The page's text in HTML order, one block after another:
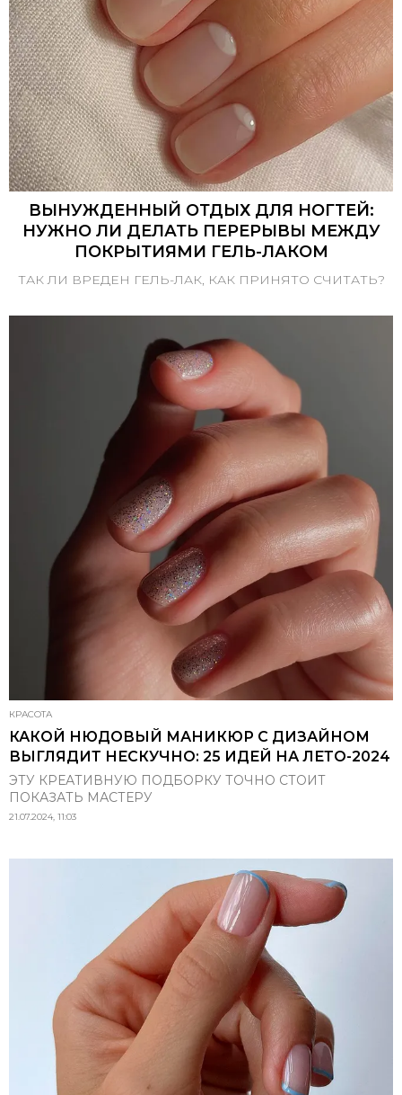
ВЫНУЖДЕННЫЙ ОТДЫХ ДЛЯ НОГТЕЙ:
НУЖНО ЛИ ДЕЛАТЬ ПЕРЕРЫВЫ МЕЖДУ
ПОКРЫТИЯМИ ГЕЛЬ-ЛАКОМ
ТАК ЛИ ВРЕДЕН ГЕЛЬ-ЛАК, КАК ПРИНЯТО СЧИТАТЬ?
КРАСОТА
КАКОЙ НЮДОВЫЙ МАНИКЮР С ДИЗАЙНОМ
ВЫГЛЯДИТ НЕСКУЧНО: 25 ИДЕЙ НА ЛЕТО-2024
ЭТУ КРЕАТИВНУЮ ПОДБОРКУ ТОЧНО СТОИТ
ПОКАЗАТЬ МАСТЕРУ
21.07.2024, 11:03